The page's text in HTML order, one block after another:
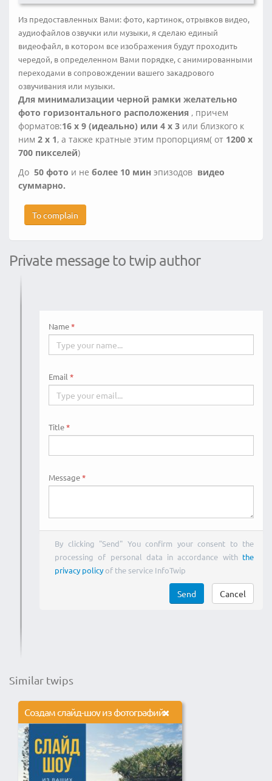
Из предоставленных Вами: фото, картинок, отрывков видео,
аудиофайлов озвучки или музыки, я сделаю единый
видеофайл, в котором все изображения будут проходить
чередой, в определенном Вами порядке, с анимированными
переходами в сопровождении вашего закадрового
озвучивания или музыки.
Для минимализации черной рамки желательно
фото горизонтального расположения , причем
форматов:16 х 9 (идеально) или 4 х 3 или близкого к
ним 2 х 1, а также кратные этим пропорциям( от 1200 х
700 пикселей)
До 50 фото и не более 10 мин эпизодов видео
суммарно.
To complain
Private message to twip author
Name
Email
Title
Message
By clicking "Send" You confirm your consent to the
processing of personal data in accordance with the
privacy policyof the service InfoTwip
Send Cancel
Similar twips
Создам слайд-шоу из фотографий